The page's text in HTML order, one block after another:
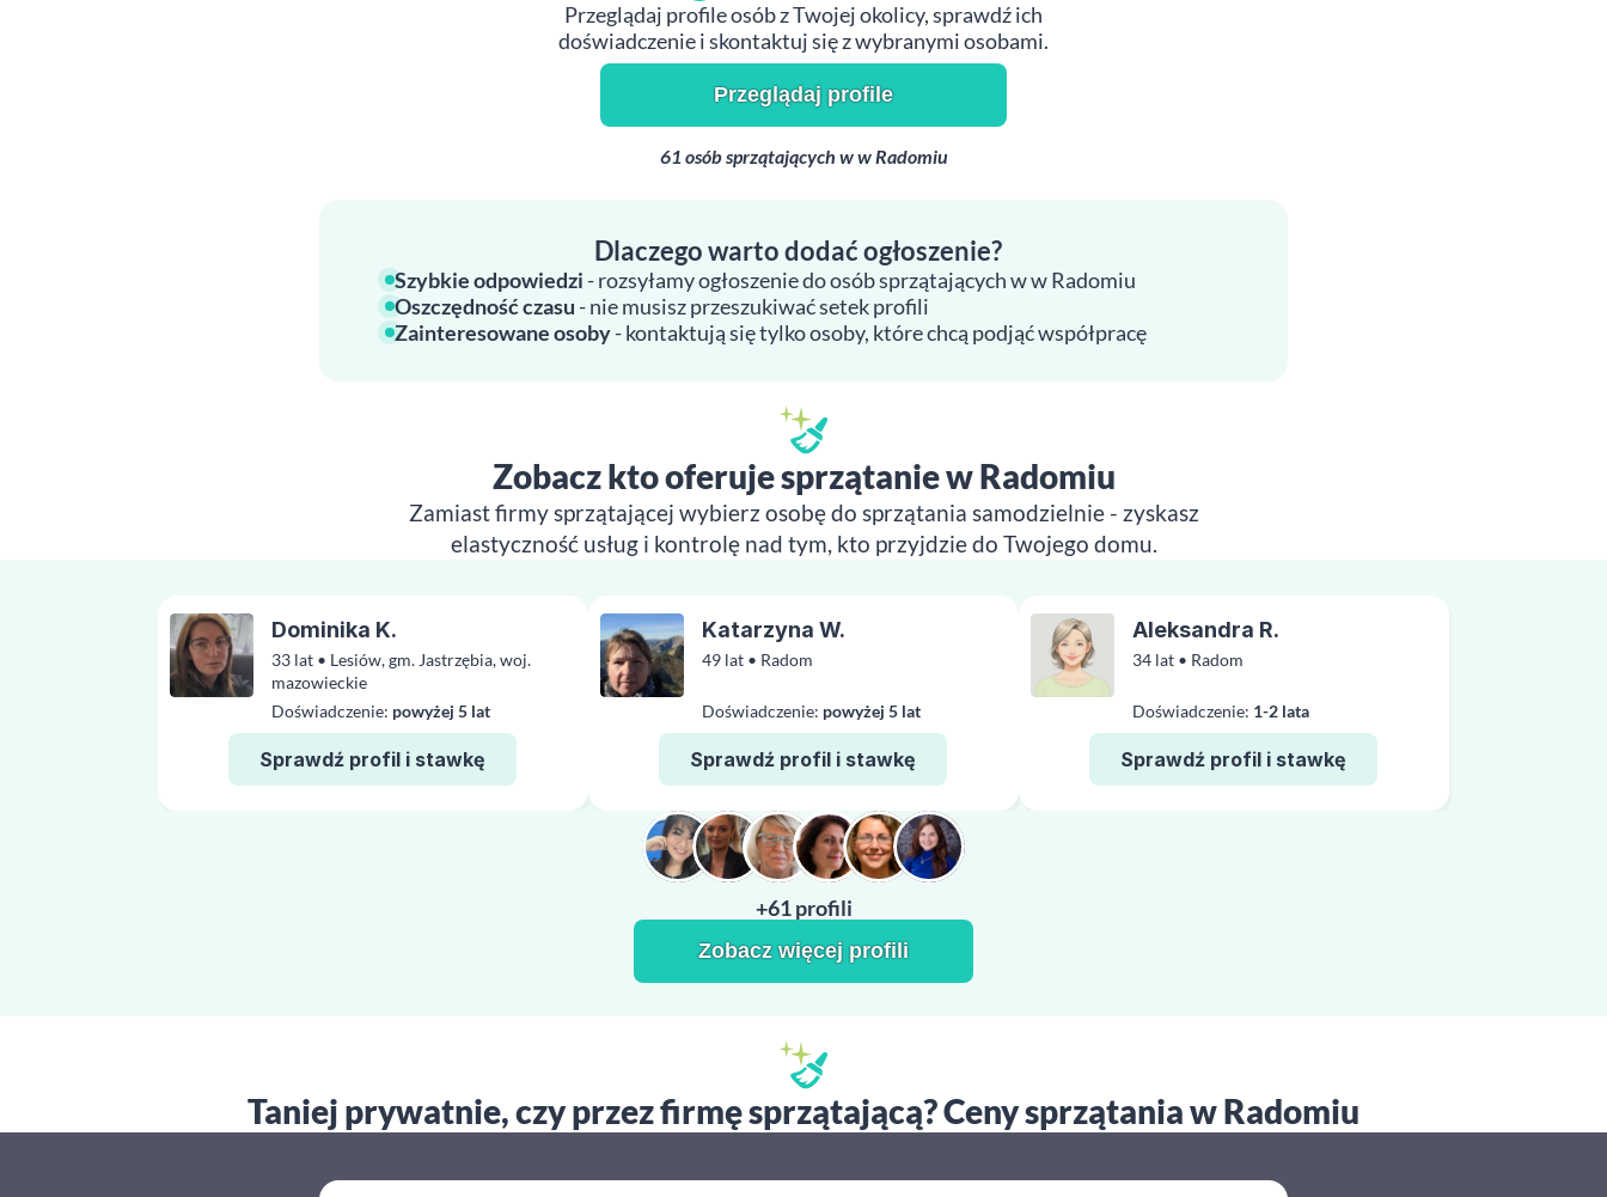
Przeglądaj profile osób z Twojej okolicy, sprawdź ich
doświadczenie i skontaktuj się z wybranymi osobami.
Przeglądaj profile
61 osób sprzątających w w Radomiu
Dlaczego warto dodać ogłoszenie?
Szybkie odpowiedzi - rozsyłamy ogłoszenie do osób sprzątających w w Radomiu
Oszczędność czasu - nie musisz przeszukiwać setek profili
Zainteresowane osoby- kontaktują się tylko osoby, które chcą podjąć współpracę
Zobacz kto oferuje sprzątanie w Radomiu
Zamiast firmy sprzątającej wybierz osobę do sprzątania samodzielnie - zyskasz
elastyczność usług i kontrolę nad tym, kto przyjdzie do Twojego domu.
33 lat • Lesiów, gm. Jastrzębia, woj.
mazowieckie
Doświadczenie: powyżej 5 lat
Sprawdź profil i stawkę
Dominika K.
49 lat • Radom
Doświadczenie: powyżej 5 lat
Sprawdź profil i stawkę
Katarzyna W.
34 lat • Radom
Doświadczenie: 1-2 lata
Sprawdź profil i stawkę
Aleksandra R.
+61 profili
Zobacz więcej profili
Taniej prywatnie, czy przez firmę sprzątającą? Ceny sprzątania w Radomiu